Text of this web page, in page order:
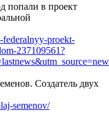
попали в проект
proekt-
237109561?
Создатель двух
semenov/